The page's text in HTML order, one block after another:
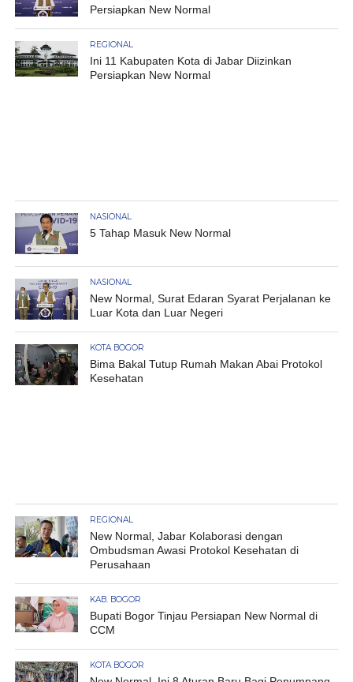
Persiapkan New Normal
REGIONAL
Ini 11 Kabupaten Kota di Jabar Diizinkan
Persiapkan New Normal
NASIONAL
5 Tahap Masuk New Normal
NASIONAL
New Normal, Surat Edaran Syarat Perjalanan ke
Luar Kota dan Luar Negeri
KOTA BOGOR
Bima Bakal Tutup Rumah Makan Abai Protokol
Kesehatan
REGIONAL
New Normal, Jabar Kolaborasi dengan
Ombudsman Awasi Protokol Kesehatan di
Perusahaan
KAB. BOGOR
Bupati Bogor Tinjau Persiapan New Normal di
CCM
KOTA BOGOR